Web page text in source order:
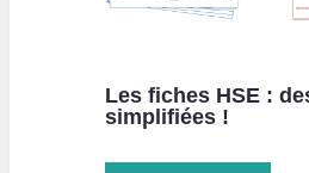
Les fiches HSE :
simplifiées !